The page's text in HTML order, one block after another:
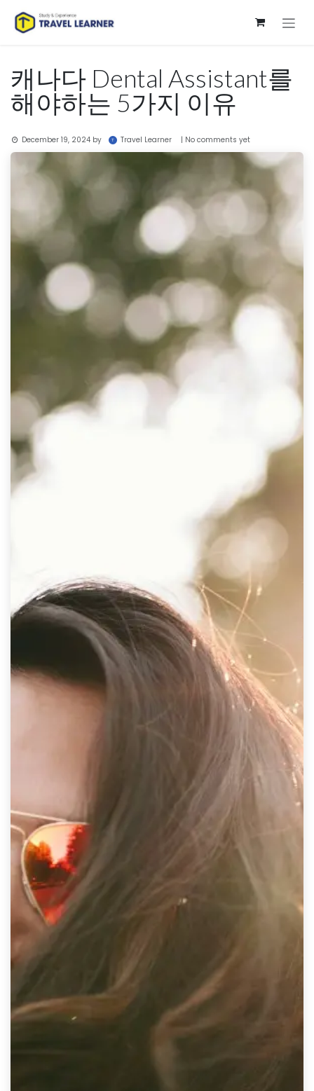
캐나다 Dental Assistant를
해야하는 5가지 이유
December 19, 2024 by Travel Learner | No comments yet